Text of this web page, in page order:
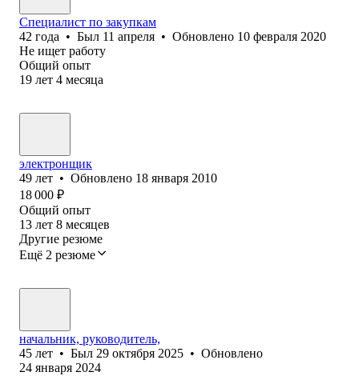
Специалист по закупкам
42 года • Был 11 апреля • Обновлено 10 февраля 2020
Не ищет работу
Общий опыт
19 лет 4 месяца
электронщик
49 лет • Обновлено 18 января 2010
18 000 ₽
Общий опыт
13 лет 8 месяцев
Другие резюме
Ещё 2 резюме
начальник, руководитель,
45 лет • Был 29 октября 2025 • Обновлено
24 января 2024